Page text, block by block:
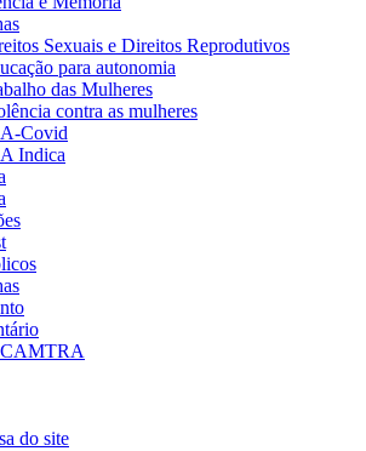
Sexuais e Direitos Reprodutivos
para autonomia
das Mulheres
contra as mulheres
Covid
Indica
do site